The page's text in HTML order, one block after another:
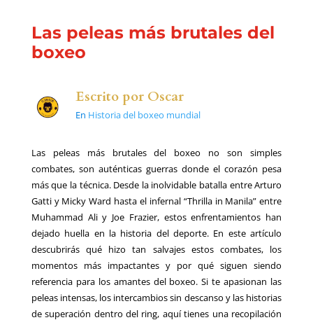
Las peleas más brutales del
boxeo
Escrito por Oscar
En Historia del boxeo mundial
Las peleas más brutales del boxeo no son simples
combates, son auténticas guerras donde el corazón pesa
más que la técnica. Desde la inolvidable batalla entre Arturo
Gatti y Micky Ward hasta el infernal “Thrilla in Manila” entre
Muhammad Ali y Joe Frazier, estos enfrentamientos han
dejado huella en la historia del deporte. En este artículo
descubrirás qué hizo tan salvajes estos combates, los
momentos más impactantes y por qué siguen siendo
referencia para los amantes del boxeo. Si te apasionan las
peleas intensas, los intercambios sin descanso y las historias
de superación dentro del ring, aquí tienes una recopilación